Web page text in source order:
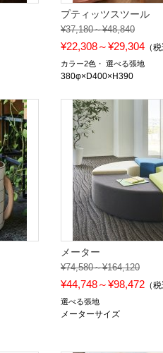
プティッツスツール
¥37,180～¥48,840
¥22,308～¥29,304（税
カラー2色 選べる張地
380φ×D400×H390
メーター
¥74,580～¥164,120
¥44,748～¥98,472（税
選べる張地
メーターサイズ